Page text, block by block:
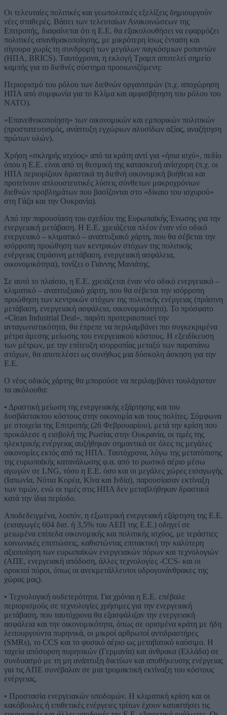
Οι τελευταίες πολιτικές και γεωπολιτικές εξελίξεις δημιουργούν
νέες σταθερές. Βάσει των τελευταίων Ανακοινώσεων της
Επιτροπής, διαφαίνεται ότι η Ε.Ε. θα εξακολουθήσει να εφαρμόζει
πολιτικές απανθρακοποίησης, με μικρότερη ίσως ένταση και
σίγουρα χωρίς τη συνδρομή των μεγάλων παγκόσμιων ρυπαντών
(ΗΠΑ, BRICS). Ταυτόχρονα, η εκλογή Τραμπ αποτελεί σημείο
καμπής για το διεθνές σύστημα προοιωνιζόμενη:
Περιορισμό του ρόλου των διεθνών οργανισμών (π.χ. αποχώρηση
ΗΠΑ από συμφωνία για το Κλίμα και αμφισβήτηση του ρόλου του
ΝΑΤΟ).
«Επανεθνικοποίηση» των οικονομικών και εμπορικών πολιτικών
(προστατευτισμός, ανάπτυξη εγχώριων αλυσίδων αξίας, αναζήτηση
πρώτων υλών).
Χρήση «σκληρής ισχύος» από τα κράτη αντί για «ήπια ισχύ», πεδίο
όπου η Ε.Ε. είναι από τη θεσμική της κατασκευή ανίσχυρη (π.χ. οι
ΗΠΑ περιορίζουν δραστικά τη διεθνή οικονομική βοήθεια και
προτείνουν απλουστευτικές λύσεις σύνθετων μακροχρόνιων
διεθνών προβλημάτων που βασίζονται στο «δίκαιο του ισχυρού»
στη Γάζα και την Ουκρανία).
Από την παρουσίαση του σχεδίου της Ευρωπαϊκής Ένωσης για την
ενεργειακή μετάβαση. Η Ε.Ε. χρειάζεται πλέον έναν νέο οδικό
ενεργειακό – κλιματικό – αναπτυξιακό χάρτη, που θα σέβεται την
ισόρροπη προώθηση των κεντρικών στόχων της πολιτικής
ενέργειας (πράσινη μετάβαση, ενεργειακή ασφάλεια,
οικονομικότητα), τονίζει ο Γιάννης Μανιάτης.
Σε αυτό το πλαίσιο, η Ε.Ε. χρειάζεται έναν νέο οδικό ενεργειακό –
κλιματικό – αναπτυξιακό χάρτη, που θα σέβεται την ισόρροπη
προώθηση των κεντρικών στόχων της πολιτικής ενέργειας (πράσινη
μετάβαση, ενεργειακή ασφάλεια, οικονομικότητα). Το πρόσφατο
«Clean Industrial Deal», παρότι προτεραιοποιεί την
ανταγωνιστικότητα, θα έπρεπε να περιλαμβάνει πιο συγκεκριμένα
μέτρα άμεσης μείωσης του ενεργειακού κόστους. Η εξειδίκευση
των μέτρων, με την επίτευξη ισορροπίας μεταξύ των παραπάνω
στόχων, θα αποτελέσει ως συνήθως μια δύσκολη άσκηση για την
Ε.Ε.
Ο νέος οδικός χάρτης θα μπορούσε να περιλαμβάνει τουλάχιστον
τα ακόλουθα:
• Δραστική μείωση της ενεργειακής εξάρτησης και του
δυσβάστακτου κόστους στην οικονομία και τους πολίτες. Σύμφωνα
με στοιχεία της Επιτροπής (26 Φεβρουαρίου), μετά την κρίση που
προκάλεσε η εισβολή της Ρωσίας στην Ουκρανία, οι τιμές της
ηλεκτρικής ενέργειας αυξήθηκαν σημαντικά σε όλες τις μεγάλες
οικονομίες εκτός από τις ΗΠΑ. Ταυτόχρονα, λόγω της μετατόπισης
της ευρωπαϊκής κατανάλωσης φ.α. από το ρωσικό αέριο μέσω
αγωγών σε LNG, τόσο η Ε.Ε. όσο και οι μεγάλες χώρες εισαγωγής
(Ιαπωνία, Νότια Κορέα, Κίνα και Ινδία), παρουσίασαν εκτίναξη
των τιμών, ενώ οι τιμές στις ΗΠΑ δεν μεταβλήθηκαν δραστικά
κατά την ίδια περίοδο.
Αποδεδειγμένα, λοιπόν, η εξωτερική ενεργειακή εξάρτηση της Ε.Ε.
(εισαγωγές 604 δισ. ή 3,5% του ΑΕΠ της Ε.Ε.) οδηγεί σε
μειωμένα επίπεδα οικονομικής και πολιτικής ισχύος, με τεράστιες
κοινωνικές επιπτώσεις, καθιστώντας επιτακτική την καλύτερη
αξιοποίηση των ευρωπαϊκών ενεργειακών πόρων και τεχνολογιών
(ΑΠΕ, ενεργειακή απόδοση, άλλες τεχνολογίες -CCS- και οι
ορυκτοί πόροι, όπως οι ανεκμετάλλευτοι υδρογονάνθρακες της
χώρας μας).
• Τεχνολογική ουδετερότητα. Για χρόνια η Ε.Ε. επέβαλε
περιορισμούς σε τεχνολογίες χρήσιμες για την ενεργειακή
μετάβαση, που ταυτόχρονα θα εξασφάλιζαν την ενεργειακή
ασφάλεια και την οικονομικότητα, όπως σε ορισμένα κράτη με ήδη
λειτουργούντα πυρηνικά, οι μικροί αρθρωτοί αντιδραστήρες
(SMRs), το CCS και το φυσικό αέριο ως μεταβατικό καύσιμο. Η
ταχεία απόσυρση πυρηνικών (Γερμανία) και άνθρακα (Ελλάδα) σε
συνδυασμό με τη μη ανάπτυξη δικτύων και αποθήκευσης ενέργειας
για τις ΑΠΕ συνέβαλαν σε μια τρομακτική εκτίναξη του κόστους
ενέργειας.
• Προστασία ενεργειακών υποδομών. Η κλιματική κρίση και οι
κακόβουλες ή επιθετικές ενέργειες τρίτων έχουν καταστήσει τις